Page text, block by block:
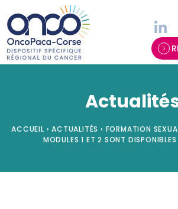
ACCUEIL › ACTUALITÉS › FORMATION
MODULES 1 ET 2 SONT DISPONIBLES
Panneau de gestion des cookies